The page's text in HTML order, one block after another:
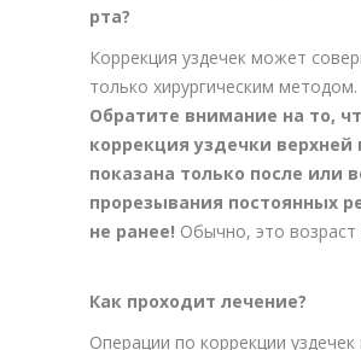
рта?
Коррекция уздечек может
только хирургическим методом.
Обратите внимание на то,
коррекция уздечки верхней
показана только после или
прорезывания постоянных
не ранее! Обычно, это возраст
Как проходит лечение?
Операции по коррекции уздечек